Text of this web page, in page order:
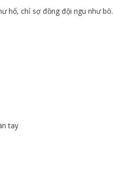
hổ, chỉ sợ đồng đội ngu như bò.
tay